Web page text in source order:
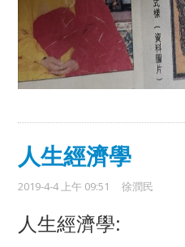
人生經濟學
2019-4-4 上午 09:51 徐潤民
人生經濟學: